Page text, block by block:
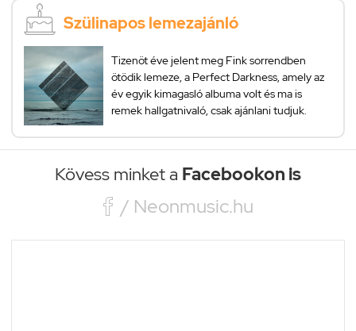
Szülinapos lemezajánló
Tizenöt éve jelent meg Fink sorrendben
ötödik lemeze, a Perfect Darkness, amely az
év egyik kimagasló albuma volt és ma is
remek hallgatnivaló, csak ajánlani tudjuk.
Kövess minket a Facebookon is
 / Neonmusic.hu